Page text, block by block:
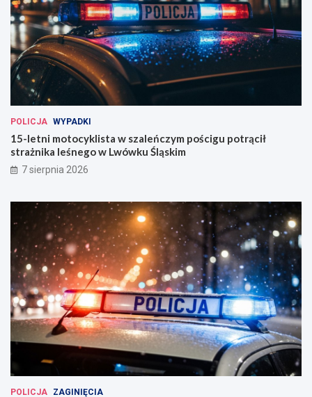
POLICJA WYPADKI
15-letni motocyklista w szaleńczym pościgu potrącił
strażnika leśnego w Lwówku Śląskim
7 sierpnia 2026
POLICJA ZAGINIĘCIA